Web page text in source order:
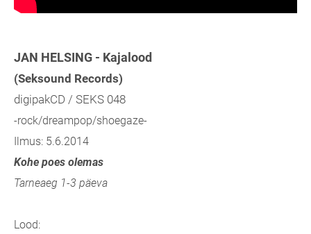
JAN HELSING - Kajalood
(Seksound Records)
digipakCD / SEKS 048
-rock/dreampop/shoegaze-
Ilmus: 5.6.2014
Kohe poes olemas
Tarneaeg 1-3 päeva
Lood: